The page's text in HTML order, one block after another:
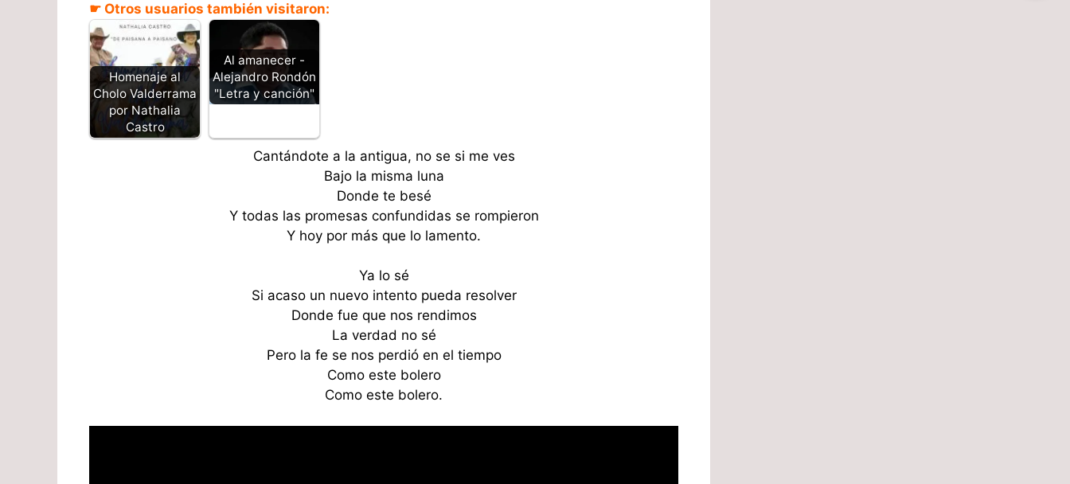
☛ Otros usuarios también visitaron:
Homenaje al
Cholo Valderrama
por Nathalia
Castro
Al amanecer -
Alejandro Rondón
"Letra y canción"
Cantándote a la antigua, no se si me ves
Bajo la misma luna
Donde te besé
Y todas las promesas confundidas se rompieron
Y hoy por más que lo lamento.
Ya lo sé
Si acaso un nuevo intento pueda resolver
Donde fue que nos rendimos
La verdad no sé
Pero la fe se nos perdió en el tiempo
Como este bolero
Como este bolero.